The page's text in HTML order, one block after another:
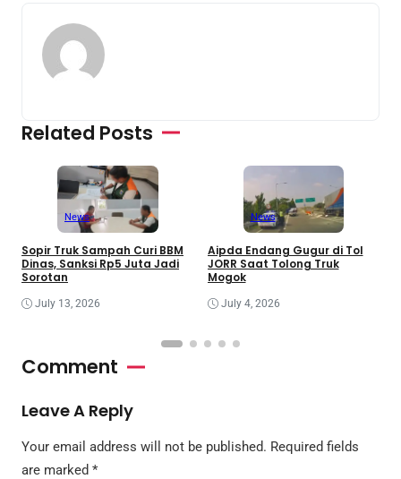
Related Posts
News
Sopir Truk Sampah Curi BBM
Dinas, Sanksi Rp5 Juta Jadi
Sorotan
July 13, 2026
News
Aipda Endang Gugur di Tol
JORR Saat Tolong Truk
Mogok
July 4, 2026
Comment
Leave A Reply
Your email address will not be published. Required fields
are marked *